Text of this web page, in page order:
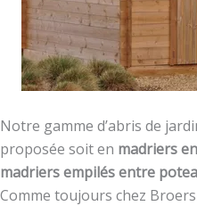
Notre gamme d’abris de
proposée soit en madriers
madriers empilés entre
Comme toujours chez